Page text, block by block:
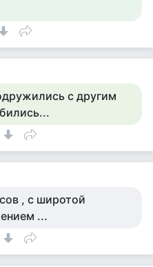
с другим
, с широтой
...